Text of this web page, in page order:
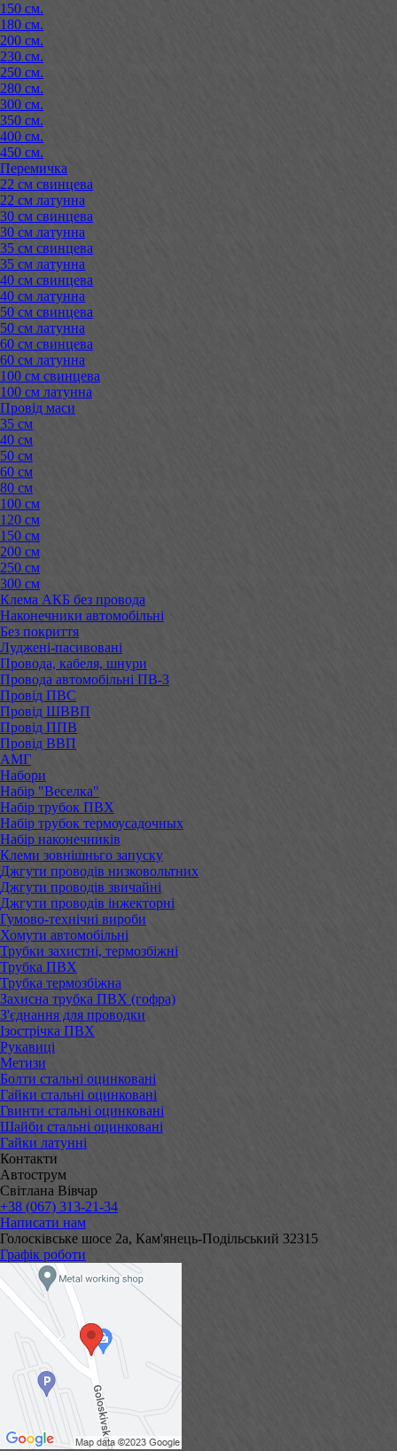
150 см.
180 см.
200 см.
230 см.
250 см.
280 см.
300 см.
350 см.
400 см.
450 см.
Перемичка
22 см свинцева
22 см латунна
30 см свинцева
30 см латунна
35 см свинцева
35 см латунна
40 см свинцева
40 см латунна
50 см свинцева
50 см латунна
60 см свинцева
60 см латунна
100 см свинцева
100 см латунна
Провід маси
35 см
40 см
50 см
60 см
80 см
100 см
120 см
150 см
200 см
250 см
300 см
Клема АКБ без провода
Наконечники автомобільні
Без покриття
Луджені-пасивовані
Провода, кабеля, шнури
Провода автомобільні ПВ-3
Провід ПВС
Провід ШВВП
Провід ППВ
Провід ВВП
АМГ
Набори
Набір "Веселка"
Набір трубок ПВХ
Набір трубок термоусадочных
Набір наконечників
Клеми зовнішньго запуску
Джгути проводів низковольтних
Джгути проводів звичайні
Джгути проводів інжекторні
Гумово-технічні вироби
Хомути автомобільні
Трубки захистні, термозбіжні
Трубка ПВХ
Трубка термозбіжна
Захисна трубка ПВХ (гофра)
З'єднання для проводки
Ізострічка ПВХ
Рукавиці
Метизи
Болти стальні оцинковані
Гайки стальні оцинковані
Гвинти стальні оцинковані
Шайби стальні оцинковані
Гайки латунні
Контакти
Автострум
Світлана Вівчар
+38 (067) 313-21-34
Написати нам
Голосківське шосе 2а, Кам'янець-Подільський 32315
Графік роботи